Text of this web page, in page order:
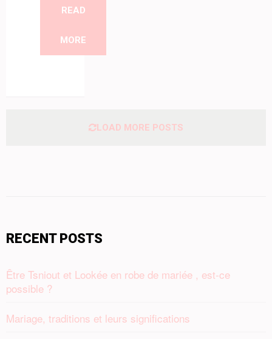
READ
MORE
LOAD MORE POSTS
RECENT POSTS
Être Tsniout et Lookée en robe de mariée , est-ce
possible ?
Mariage, traditions et leurs significations